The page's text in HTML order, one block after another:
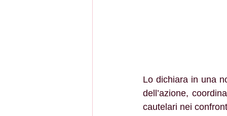
Lo dichiara in una
dell’azione,
cautelari nei